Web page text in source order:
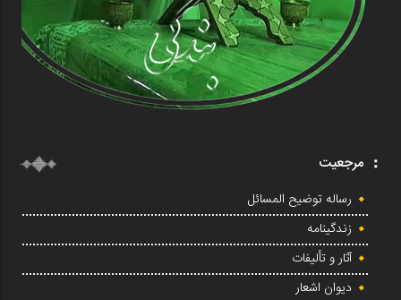
مرجعیت
رساله توضیح المسائل
زندگینامه
آثار و تألیفات
دیوان اشعار